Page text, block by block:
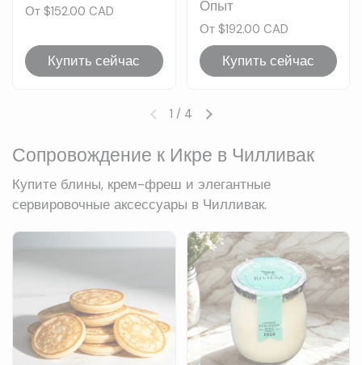
Цена:
От $152.00 CAD
Купить сейчас
Опыт
Цена:
От $192.00 CAD
Купить сейчас
Предыдущий слайдСледующий слайд
1 / 4
Сопровождение к Икре в Чилливак
Купите блины, крем-фреш и элегантные
сервировочные аксессуары в Чилливак.